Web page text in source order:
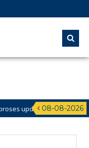
08-08-2026
beberapa perbaikan